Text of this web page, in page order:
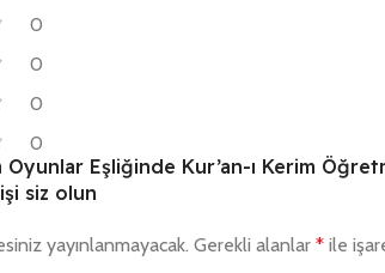
0
0
0
0
Oyunlar Eşliğinde Kur’an-ı Kerim
siz olun
yayınlanmayacak. Gerekli alanlar * ile